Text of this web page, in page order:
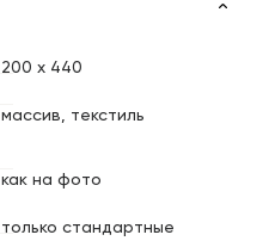
200 x 440
массив, текстиль
как на фото
только стандартные